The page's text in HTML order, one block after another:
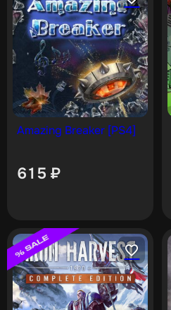
Amazing Breaker [PS4]
615 ₽